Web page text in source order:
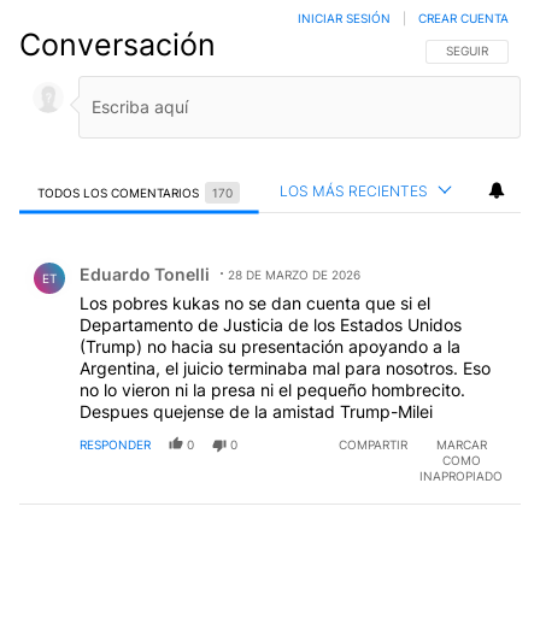
Conversación SIGA ESTA
SEGUIR
INICIAR SESIÓN CREAR CUENTA
TODOS LOS COMENTARIOS 170 LOS MÁS RECIENTES
ET Eduardo Tonelli 28 DE MARZO DE 2026
Los pobres kukas no se dan cuenta que si el
Departamento de Justicia de los Estados Unidos
(Trump) no hacia su presentación apoyando a la
Argentina, el juicio terminaba mal para nosotros. Eso
no lo vieron ni la presa ni el pequeño hombrecito.
Despues quejense de la amistad Trump-Milei
RESPONDER 0 0 COMPARTIR
MARCAR
COMO
INAPROPIADO